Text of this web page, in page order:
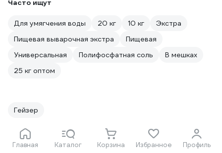
Главная Каталог Корзина Избранное Профиль
Часто ищут
Для умягчения воды 20 кг 10 кг
Экстра
Пищевая выварочная экстра
Пищевая
Универсальная
Полифосфатная соль
В мешках
25 кг оптом
Гейзер
Метки